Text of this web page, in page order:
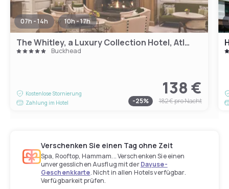
07h - 14h 10h - 17h
The Whitley, a Luxury Collection Hotel, Atlanta Buckhead
Buckhead
Kostenlose Stornierung
Zahlung im Hotel
138 €
-25% 182 €pro Nacht
Verschenken Sie einen Tag ohne Zeit
Spa, Rooftop, Hammam... Verschenken Sie einen
unvergesslichen Ausflug mit derDayuse-
Geschenkkarte. Nicht in allen Hotels verfügbar.
Verfügbarkeit prüfen.